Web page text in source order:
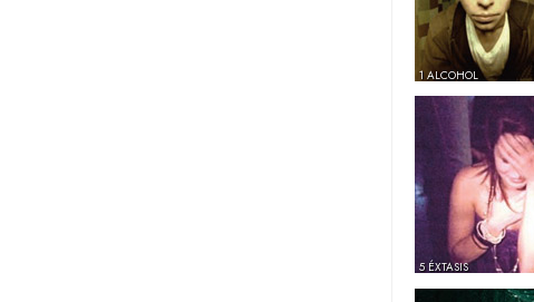
1 ALCOHOL
5 ÉXTASIS